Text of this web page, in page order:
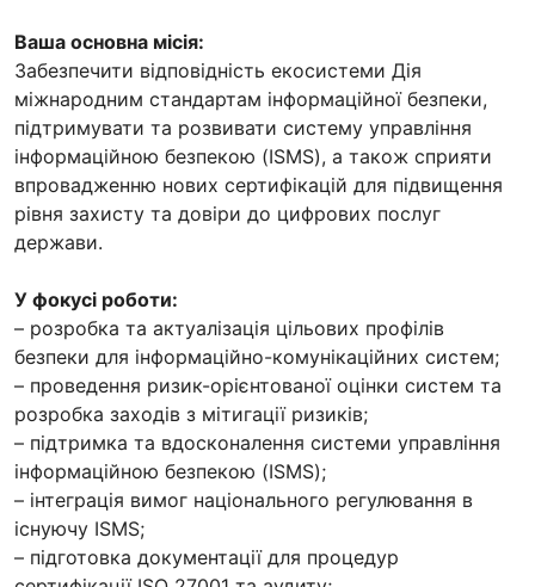
Ваша основна місія:
Забезпечити відповідність екосистеми Дія
міжнародним стандартам інформаційної безпеки,
підтримувати та розвивати систему управління
інформаційною безпекою (ISMS), а також сприяти
впровадженню нових сертифікацій для підвищення
рівня захисту та довіри до цифрових послуг
держави.
У фокусі роботи:
– розробка та актуалізація цільових профілів
безпеки для інформаційно-комунікаційних систем;
– проведення ризик-орієнтованої оцінки систем та
розробка заходів з мітигації ризиків;
– підтримка та вдосконалення системи управління
інформаційною безпекою (ISMS);
– інтеграція вимог національного регулювання в
існуючу ISMS;
– підготовка документації для процедур